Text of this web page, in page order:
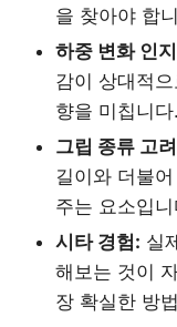
을 찾아야 합
하중 변화 인
감이 상대적
향을 미칩니다.
그립 종류 고
길이와 더불
주는 요소입
시타 경험: 실
해보는 것이
장 확실한 방